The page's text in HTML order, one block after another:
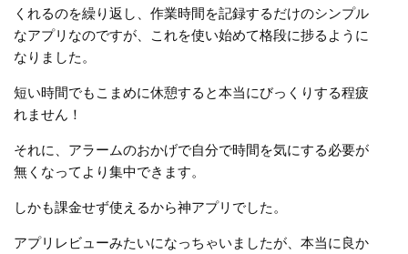
くれるのを繰り返し、作業時間を記録するだけのシンプル
なアプリなのですが、これを使い始めて格段に捗るように
なりました。
短い時間でもこまめに休憩すると本当にびっくりする程疲
れません！
それに、アラームのおかげで自分で時間を気にする必要が
無くなってより集中できます。
しかも課金せず使えるから神アプリでした。
アプリレビューみたいになっちゃいましたが、本当に良か